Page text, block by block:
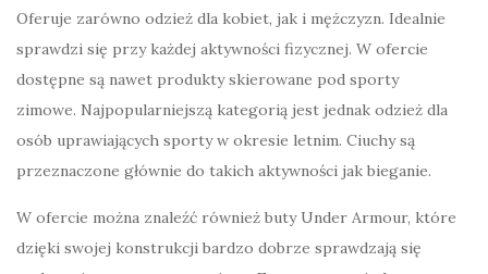
Oferuje zarówno odzież dla kobiet, jak i mężczyzn. Idealnie
sprawdzi się przy każdej aktywności fizycznej. W ofercie
dostępne są nawet produkty skierowane pod sporty
zimowe. Najpopularniejszą kategorią jest jednak odzież dla
osób uprawiających sporty w okresie letnim. Ciuchy są
przeznaczone głównie do takich aktywności jak bieganie.
W ofercie można znaleźć również buty Under Armour, które
dzięki swojej konstrukcji bardzo dobrze sprawdzają się